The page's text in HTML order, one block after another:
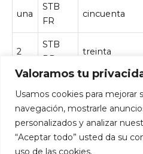
Valoramos tu
Usamos cookies para mejorar
navegación, mostrarle
personalizados y analizar
“Aceptar todo” usted da su
uso de las cookies.
una
STB
FR
cincuenta
2
STB
RR
treinta
3
CC/CC
ADVERTENCIA: Las
arneses para conectores